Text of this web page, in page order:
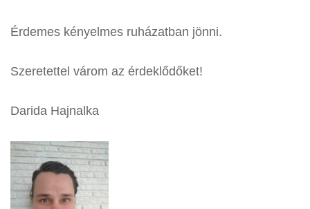
Érdemes kényelmes ruházatban jönni.
Szeretettel várom az érdeklődőket!
Darida Hajnalka